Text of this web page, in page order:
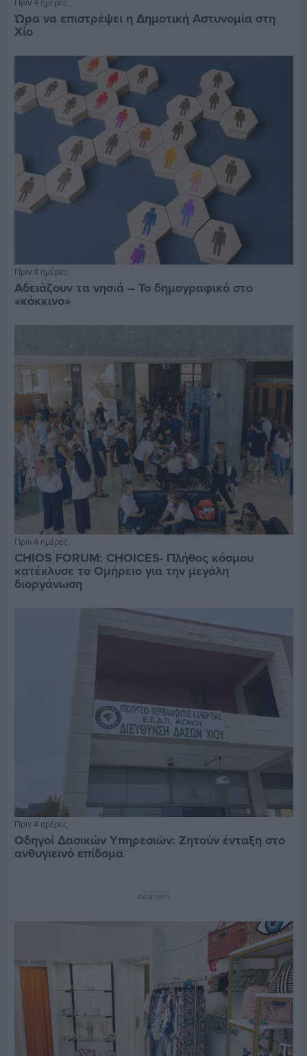
Ώρα να επιστρέψει η Δημοτική Αστυνομία στη
Χίο
Πριν 4 ημέρες
Αδειάζουν τα νησιά – Το δημογραφικό στο
«κόκκινο»
Πριν 4 ημέρες
CHIOS FORUM: CHOICES- Πλήθος κόσμου
κατέκλυσε το Ομήρειο για την μεγάλη
διοργάνωση
Πριν 4 ημέρες
Οδηγοί Δασικών Υπηρεσιών: Ζητούν ένταξη στο
ανθυγιεινό επίδομα
Διαφήμιση